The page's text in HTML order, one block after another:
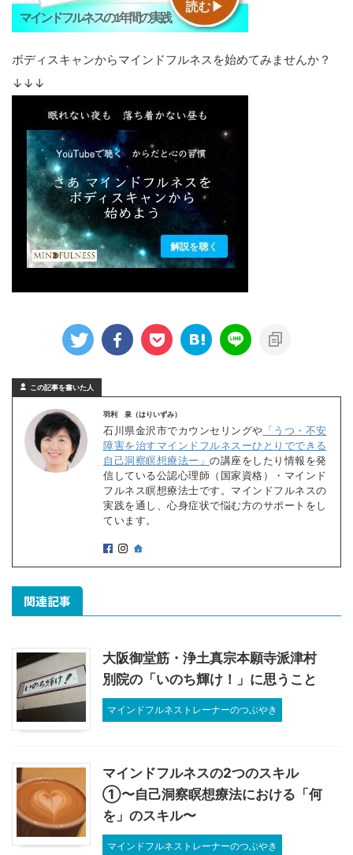
ボディスキャンからマインドフルネスを始めてみませんか？
↓↓↓
この記事を書いた人
羽利 泉（はりいずみ）
石川県金沢市でカウンセリングや 「うつ・不安
障害を治すマインドフルネスーひとりでできる
自己洞察瞑想療法ー」 の講座をしたり情報を発
信している公認心理師（国家資格）・マインド
フルネス瞑想療法士です。マインドフルネスの
実践を通し、心身症状で悩む方のサポートをし
ています。
関連記事
大阪御堂筋・浄土真宗本願寺派津村
別院の「いのち輝け！」に思うこと
マインドフルネストレーナーのつぶやき
マインドフルネスの2つのスキル
①〜自己洞察瞑想療法における「何
を」のスキル〜
マインドフルネストレーナーのつぶやき